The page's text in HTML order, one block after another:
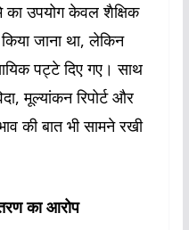
का उपयोग केवल शैक्षिक
जाना था, लेकिन
पट्टे दिए गए। साथ
मूल्यांकन रिपोर्ट और
की बात भी सामने रखी
का आरोप